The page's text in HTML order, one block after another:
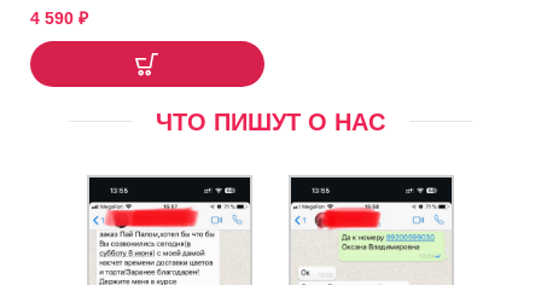
4 590 ₽
ЧТО ПИШУТ О НАС